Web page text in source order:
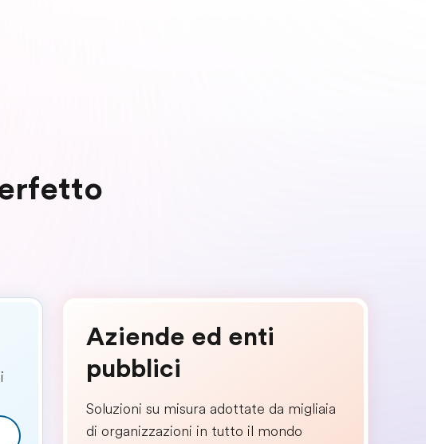
Aziende ed enti
pubblici
Soluzioni su misura adottate da migliaia
di organizzazioni in tutto il mondo